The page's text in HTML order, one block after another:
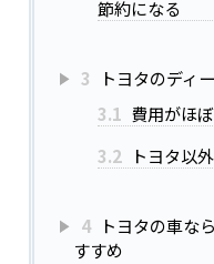
節約になる
3
トヨタのディ
3.1 費用がほ
3.2 トヨタ以
4
トヨタの車な
すすめ